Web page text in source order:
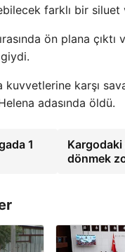
farklı bir siluet
ön plana
karşı
adasında öldü.
1
Kargodaki
dönmek